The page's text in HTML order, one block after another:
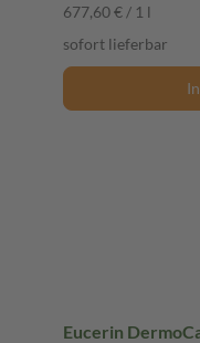
677,60 € / 1 l
sofort lieferbar
Eucerin